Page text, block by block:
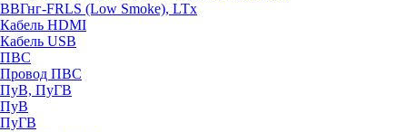
ВВГнг-FRLS (Low Smoke), LTx
Кабель HDMI
Кабель USB
ПВС
Провод ПВС
ПуВ, ПуГВ
ПуВ
ПуГВ